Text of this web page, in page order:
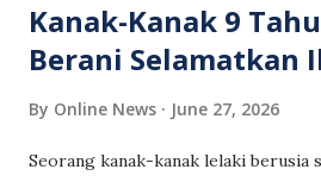
Kanak-Kanak 9
Berani Selamatkan
By Online News June 27, 2026
Seorang kanak-kanak lelaki berusia